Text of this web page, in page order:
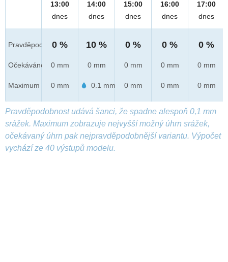
Pravděpod.
Očekáváno
Maximum
13:00
dnes
0 %
0 mm
0 mm
14:00
dnes
10 %
0 mm
0.1 mm
15:00
dnes
0 %
0 mm
0 mm
16:00
dnes
0 %
0 mm
0 mm
17:00
dnes
0 %
0 mm
0 mm
Pravděpodobnost udává šanci, že spadne alespoň 0,1 mm
srážek. Maximum zobrazuje nejvyšší možný úhrn srážek,
očekávaný úhrn pak nejpravděpodobnější variantu. Výpočet
vychází ze 40 výstupů modelu.